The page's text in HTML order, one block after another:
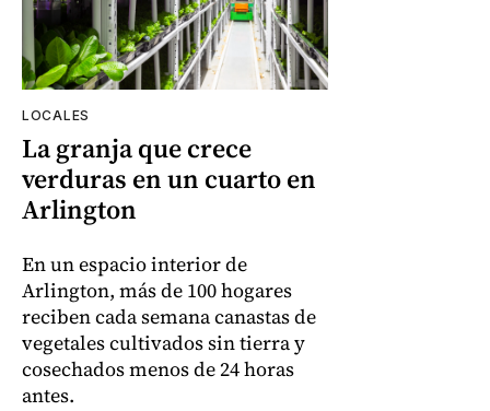
LOCALES
La granja que crece
verduras en un cuarto en
Arlington
En un espacio interior de
Arlington, más de 100 hogares
reciben cada semana canastas de
vegetales cultivados sin tierra y
cosechados menos de 24 horas
antes.